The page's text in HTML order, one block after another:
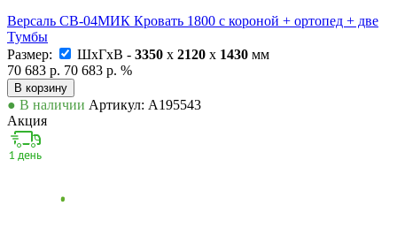
Версаль СВ-04МИК Кровать 1800 с короной + ортопед + две
Тумбы
Размер:
ШxГxВ - 3350 x 2120 x 1430 мм
70 683 р. 70 683 р. %
В корзину
● В наличии Артикул: А195543
Акция